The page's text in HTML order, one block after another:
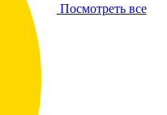
Посмотреть все